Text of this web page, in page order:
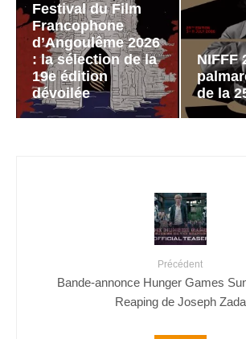
Festival du Film
Francophone
d’Angoulême 2026
: la sélection de la
19e édition
dévoilée
NIFFF
de la
Précédent
Bande-annonce Hunger Games
Reaping de Joseph Zada